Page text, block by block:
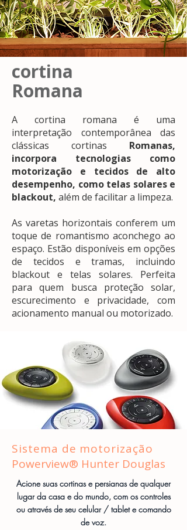
cortina
Romana
A cortina romana é uma
interpretação contemporânea das
clássicas cortinas Romanas,
incorpora tecnologias como
motorização e tecidos de alto
desempenho, como telas solares e
blackout, além de facilitar a limpeza.
As varetas horizontais conferem um
toque de romantismo aconchego ao
espaço. Estão disponíveis em opções
de tecidos e tramas, incluindo
blackout e telas solares. Perfeita
para quem busca proteção solar,
escurecimento e privacidade, com
acionamento manual ou motorizado.
Sistema de motorização
Powerview® Hunter Douglas
Acione suas cortinas e persianas de qualquer
lugar da casa e do mundo, com os controles
ou através de seu celular / tablet e comando
de voz.